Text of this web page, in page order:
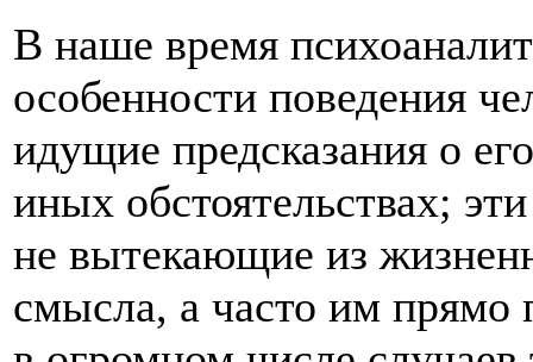
В наше время
особенности поведения
идущие предсказания о
иных обстоятельствах;
не вытекающие из
смысла, а часто им прямо